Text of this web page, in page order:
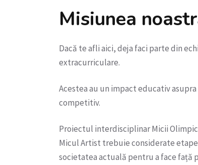
Misiunea
Dacă te afli aici, deja faci parte din
extracurriculare.
Acestea au un impact educativ
competitiv.
Proiectul interdisciplinar Micii
Micul Artist trebuie considerate
societatea actuală pentru a face față